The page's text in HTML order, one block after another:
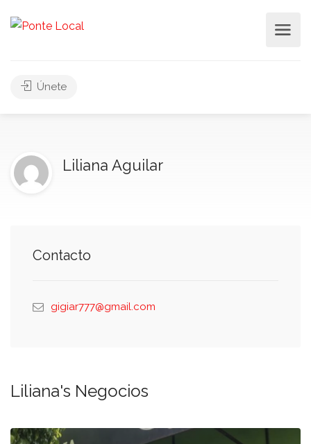
Únete
Liliana Aguilar
Contacto
gigiar777@gmail.com
Liliana's Negocios